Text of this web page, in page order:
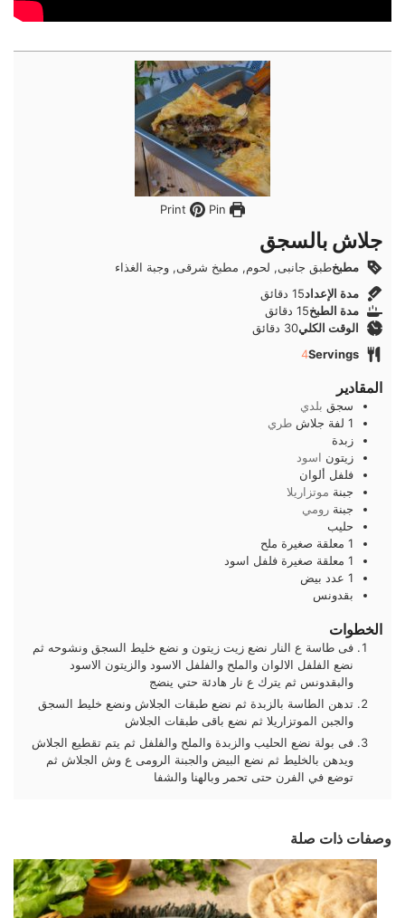
Pin
جلاش بالسجق
مطبخطبق جانبى, لحوم, مطبخ شرقى, وجبة الغذاء
مدة الإعداد15دقائق
دقائق
مدة الطبخ15دقائق
دقائق
الوقت الكلي30 دقائق
دقائق
Servings
4
المقادير
سجق بلدي
1 لفة جلاش طري
زبدة
زيتون اسود
فلفل ألوان
جبنة موتزاريلا
جبنة رومي
حليب
1 معلقة صغيرة ملح
1 معلقة صغيرة فلفل اسود
1 عدد بيض
بقدونس
الخطوات
فى طاسة ع النار نضع زيت زيتون و نضع خليط السجق ونشوحه ثم
نضع الفلفل الالوان والملح والفلفل الاسود والزيتون الاسود
والبقدونس ثم يترك ع نار هادئة حتي ينضج
تدهن الطاسة بالزبدة ثم نضع طبقات الجلاش ونضع خليط السجق
والجبن الموتزاريلا ثم نضع باقى طبقات الجلاش
فى بولة نضع الحليب والزبدة والملح والفلفل ثم يتم تقطيع الجلاش
ويدهن بالخليط ثم نضع البيض والجبنة الرومى ع وش الجلاش ثم
توضع في الفرن حتى تحمر وبالهنا والشفا
وصفات ذات صلة